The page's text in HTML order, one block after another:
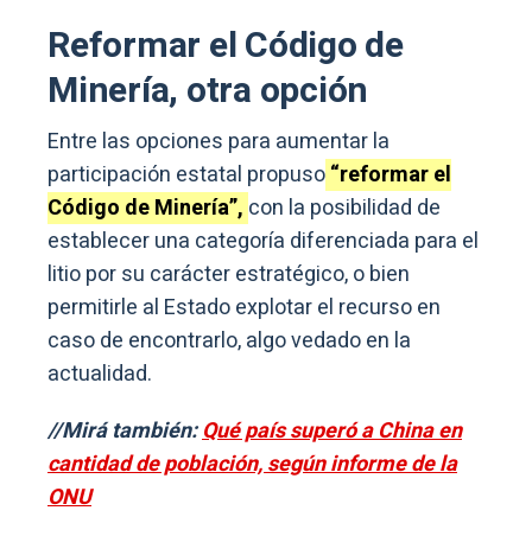
Reformar el Código de
Minería, otra opción
Entre las opciones para aumentar la
participación estatal propuso“reformar el
Código de Minería”, con la posibilidad de
establecer una categoría diferenciada para el
litio por su carácter estratégico, o bien
permitirle al Estado explotar el recurso en
caso de encontrarlo, algo vedado en la
actualidad.
//Mirá también:Qué país superó a China en
cantidad de población, según informe de la
ONU